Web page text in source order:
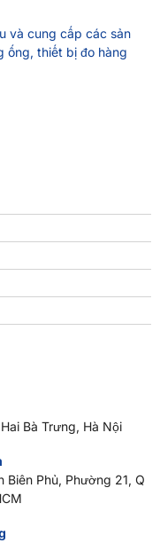
và cung cấp các sản
ống, thiết bị đo hàng
Bà Trưng, Hà Nội
Biên Phủ, Phường 21, Q